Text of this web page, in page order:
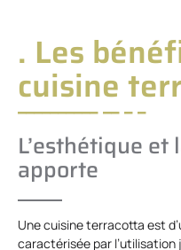
. Les
cuisine
L’esthétique et
apporte
Une cuisine terracotta est
caractérisée par